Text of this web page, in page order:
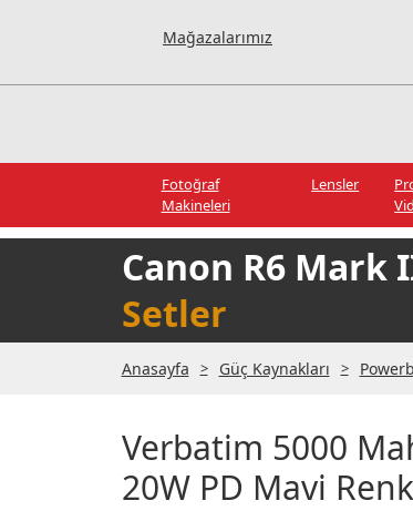
Mağazalarımız
Fotoğraf
Makineleri
Lensler
Canon R6 Mark
Setler
Anasayfa Güç Kaynakları
Verbatim 5000
20W PD Mavi